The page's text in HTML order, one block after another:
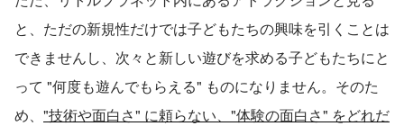
と、ただの新規性だけでは子どもたちの興味を引くことは
できませんし、次々と新しい遊びを求める子どもたちにと
って "何度も遊んでもらえる" ものになりません。そのた
め、 "技術や面白さ" に頼らない、"体験の面白さ" をどれだ